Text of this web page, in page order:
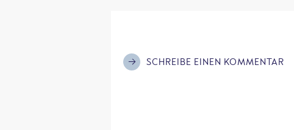
SCHREIBE EINEN KOMMENTAR